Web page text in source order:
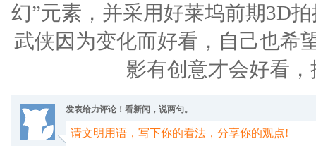
幻”元素，并采用好莱坞前期3D
武侠因为变化而好看，自己也希
影有创意才会好看
发表给力评论！看新闻，说两句。